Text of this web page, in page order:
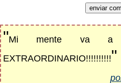
"Mi mente va a
EXTRAORDINARIO!!!!!!!!!!"